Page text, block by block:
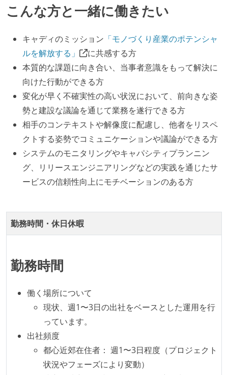
参加している
タスクの見積もりは、実装を担当するメンバーが中心
となって行う
全体のスケジュール管理は、途中の成果を随時確認し
ながら、納期または盛り込む機能を柔軟に調整する形
で行う
コード品質向上のための取り組み
本番にデプロイされるコードには、全てコードレビュ
ーまたはペアプログラミングを実施している
「リファクタリングは随時行われるべき」という価値
観をメンバー全員が共有しており、日常的に実施して
いる
ほとんどのプロダクトコードに単体テストを記述、実
施している
想定される複数環境での品質チェックを義務づけてい
る
アジャイル実践状況
1ヶ月以下の短い期間でのイテレーション開発を実践
している
デイリーでスタンドアップミーティング、またはそれ
に準じるチーム内の打ち合わせを行っている
こんな方と一緒に働きたい
キャディのミッション 「モノづくり産業のポテンシャ
ルを解放する」
に共感する方
本質的な課題に向き合い、当事者意識をもって解決に
向けた行動ができる方
変化が早く不確実性の高い状況において、前向きな姿
勢と建設な議論を通じて業務を遂行できる方
相手のコンテキストや解像度に配慮し、他者をリスペ
クトする姿勢でコミュニケーションや議論ができる方
システムのモニタリングやキャパシティプランニン
グ、リリースエンジニアリングなどの実践を通じたサ
ービスの信頼性向上にモチベーションのある方
勤務時間・休日休暇
勤務時間
働く場所について
現状、週1〜3日の出社をベースとした運用を行
っています。
出社頻度
都心近郊在住者： 週1〜3日程度（プロジェクト
状況やフェーズにより変動）